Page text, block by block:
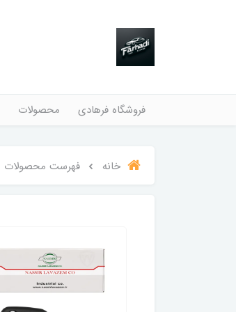
فروشگاه فرهادی محصولات
خانه فهرست محصولات